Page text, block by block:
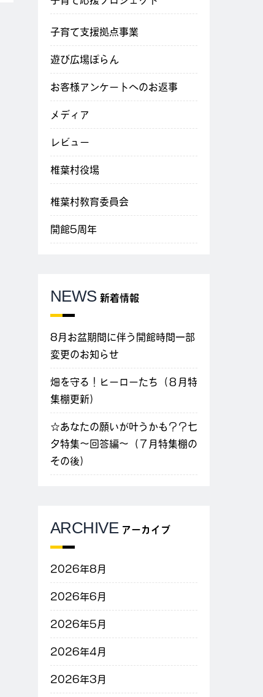
子育て支援拠点事業
遊び広場ぽらん
お客様アンケートへのお返事
メディア
レビュー
椎葉村役場
椎葉村教育委員会
開館5周年
NEWS 新着情報
8月お盆期間に伴う開館時間一部
変更のお知らせ
畑を守る！ヒーローたち（８月特
集棚更新）
☆あなたの願いが叶うかも？？七
夕特集～回答編～（７月特集棚の
その後）
ARCHIVE アーカイブ
2026年8月
2026年6月
2026年5月
2026年4月
2026年3月